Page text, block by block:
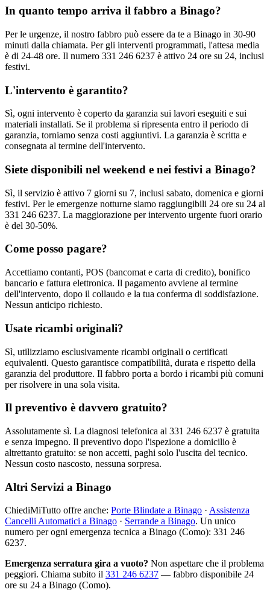
In quanto tempo arriva il fabbro a Binago?
Per le urgenze, il nostro fabbro può essere da te a Binago in 30-90
minuti dalla chiamata. Per gli interventi programmati, l'attesa media
è di 24-48 ore. Il numero 331 246 6237 è attivo 24 ore su 24, inclusi
festivi.
L'intervento è garantito?
Sì, ogni intervento è coperto da garanzia sui lavori eseguiti e sui
materiali installati. Se il problema si ripresenta entro il periodo di
garanzia, torniamo senza costi aggiuntivi. La garanzia è scritta e
consegnata al termine dell'intervento.
Siete disponibili nel weekend e nei festivi a Binago?
Sì, il servizio è attivo 7 giorni su 7, inclusi sabato, domenica e giorni
festivi. Per le emergenze notturne siamo raggiungibili 24 ore su 24 al
331 246 6237. La maggiorazione per intervento urgente fuori orario
è del 30-50%.
Come posso pagare?
Accettiamo contanti, POS (bancomat e carta di credito), bonifico
bancario e fattura elettronica. Il pagamento avviene al termine
dell'intervento, dopo il collaudo e la tua conferma di soddisfazione.
Nessun anticipo richiesto.
Usate ricambi originali?
Sì, utilizziamo esclusivamente ricambi originali o certificati
equivalenti. Questo garantisce compatibilità, durata e rispetto della
garanzia del produttore. Il fabbro porta a bordo i ricambi più comuni
per risolvere in una sola visita.
Il preventivo è davvero gratuito?
Assolutamente sì. La diagnosi telefonica al 331 246 6237 è gratuita
e senza impegno. Il preventivo dopo l'ispezione a domicilio è
altrettanto gratuito: se non accetti, paghi solo l'uscita del tecnico.
Nessun costo nascosto, nessuna sorpresa.
Altri Servizi a Binago
ChiediMiTutto offre anche: Porte Blindate a Binago · Assistenza
Cancelli Automatici a Binago · Serrande a Binago. Un unico
numero per ogni emergenza tecnica a Binago (Como): 331 246
6237.
Emergenza serratura gira a vuoto? Non aspettare che il problema
peggiori. Chiama subito il 331 246 6237 — fabbro disponibile 24
ore su 24 a Binago (Como).